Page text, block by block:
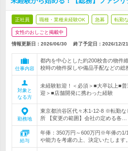
正社員 職種・業種未経験OK 急募 転勤
女性のおしごと掲載中
情報更新日：2026/06/30 終了予定日： 2026/12/21
仕事内容
都内を中心とした約200校舎の物件
校時の物件探しや備品手配などの総
対象と
なる方
未経験歓迎！＜必須＞■大卒以上■
迎＞■店舗開発に携わった経験
勤務地
東京都渋谷区代々木1-12-8 ※転勤な
所 【変更の範囲】会社の定める各…
給与
年俸：350万円～600万円※年俸の
や能力を考慮の上、決定いたしま